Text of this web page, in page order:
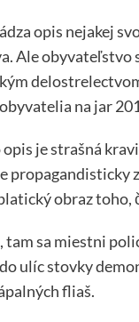
opis nejakej
Ale obyvateľstvo
na jar
je strašná
propagandisticky
obraz toho,
tam sa miestni
ulíc stovky
fliaš.